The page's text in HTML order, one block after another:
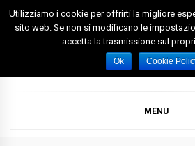
Skip
Spazio
Foggia News Calcio Eventi e
MENU
Utilizziamo i cookie per offrirti la migliore
sito web. Se non si modificano le
accetta la trasmissione sul
Ok Cookie